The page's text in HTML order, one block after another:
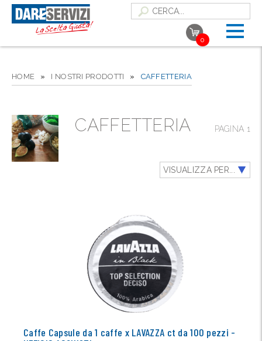
0
HOME » I NOSTRI PRODOTTI » CAFFETTERIA
CAFFETTERIA PAGINA 1
VISUALIZZA PER...
Caffe Capsule da 1 caffe x LAVAZZA ct da 100 pezzi -